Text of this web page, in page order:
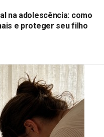
na adolescência: como
e proteger seu filho